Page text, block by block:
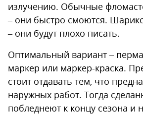
излучению. Обычные
– они быстро смоются.
– они будут плохо писать.
Оптимальный вариант –
маркер или маркер-краска.
стоит отдавать тем, что
наружных работ. Тогда
побледнеют к концу сезона и